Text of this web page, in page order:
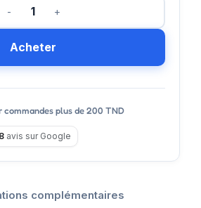
Acheter
commandes plus de 200 TND
avis sur Google
complémentaires